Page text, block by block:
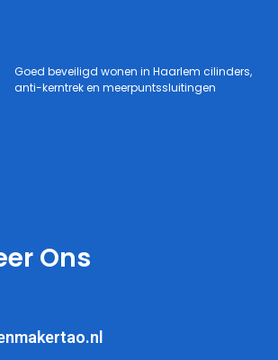
Goed beveiligd wonen in Haarlem cilinders,
anti-kerntrek en meerpuntssluitingen
Ons